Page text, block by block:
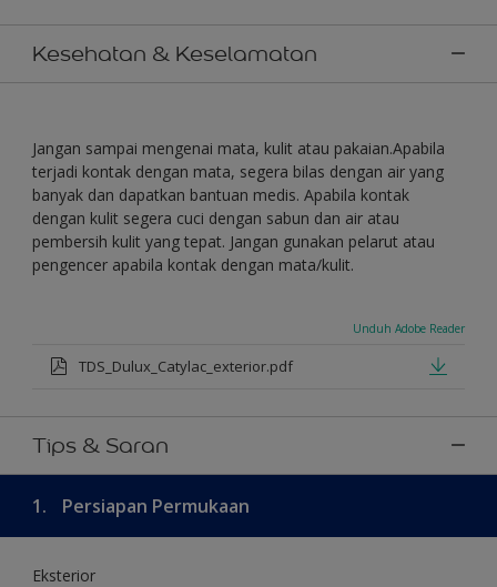
Kesehatan & Keselamatan
Jangan sampai mengenai mata, kulit atau pakaian.Apabila
terjadi kontak dengan mata, segera bilas dengan air yang
banyak dan dapatkan bantuan medis. Apabila kontak
dengan kulit segera cuci dengan sabun dan air atau
pembersih kulit yang tepat. Jangan gunakan pelarut atau
pengencer apabila kontak dengan mata/kulit.
Unduh Adobe Reader
TDS_Dulux_Catylac_exterior.pdf
Tips & Saran
1. Persiapan Permukaan
Eksterior